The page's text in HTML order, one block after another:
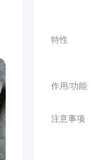
特性
作用/功能
注意事项